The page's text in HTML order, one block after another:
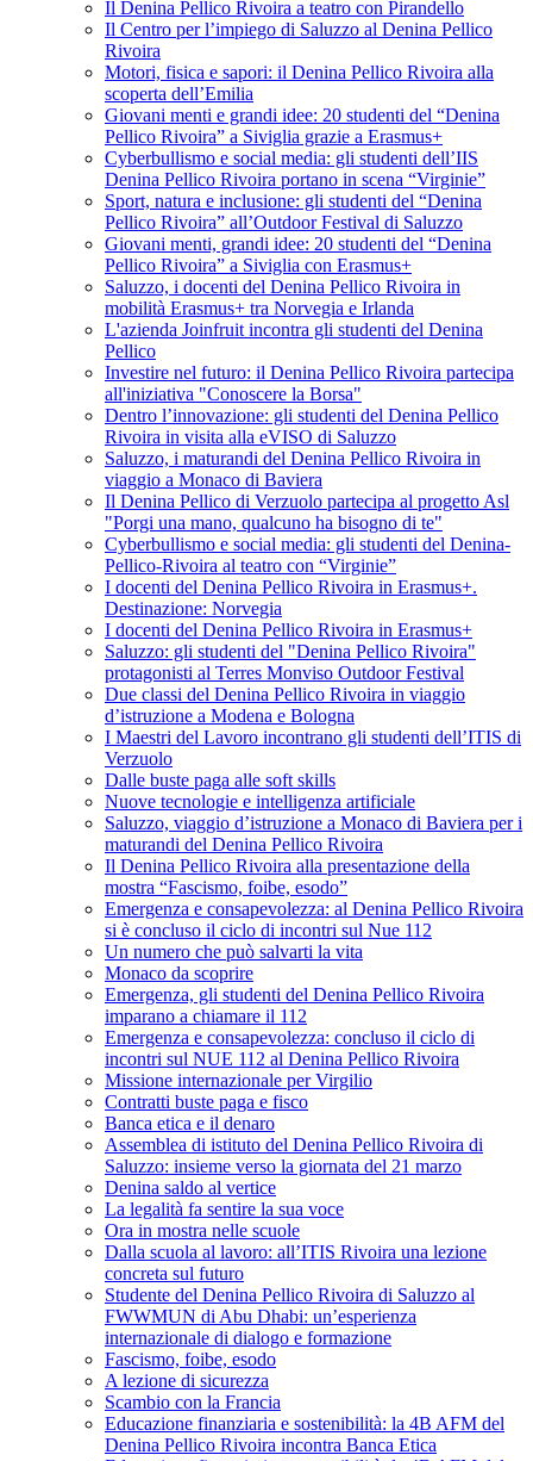
Il Denina Pellico Rivoira a teatro con Pirandello
Il Centro per l’impiego di Saluzzo al Denina Pellico
Rivoira
Motori, fisica e sapori: il Denina Pellico Rivoira alla
scoperta dell’Emilia
Giovani menti e grandi idee: 20 studenti del “Denina
Pellico Rivoira” a Siviglia grazie a Erasmus+
Cyberbullismo e social media: gli studenti dell’IIS
Denina Pellico Rivoira portano in scena “Virginie”
Sport, natura e inclusione: gli studenti del “Denina
Pellico Rivoira” all’Outdoor Festival di Saluzzo
Giovani menti, grandi idee: 20 studenti del “Denina
Pellico Rivoira” a Siviglia con Erasmus+
Saluzzo, i docenti del Denina Pellico Rivoira in
mobilità Erasmus+ tra Norvegia e Irlanda
L'azienda Joinfruit incontra gli studenti del Denina
Pellico
Investire nel futuro: il Denina Pellico Rivoira partecipa
all'iniziativa "Conoscere la Borsa"
Dentro l’innovazione: gli studenti del Denina Pellico
Rivoira in visita alla eVISO di Saluzzo
Saluzzo, i maturandi del Denina Pellico Rivoira in
viaggio a Monaco di Baviera
Il Denina Pellico di Verzuolo partecipa al progetto Asl
"Porgi una mano, qualcuno ha bisogno di te"
Cyberbullismo e social media: gli studenti del Denina-
Pellico-Rivoira al teatro con “Virginie”
I docenti del Denina Pellico Rivoira in Erasmus+.
Destinazione: Norvegia
I docenti del Denina Pellico Rivoira in Erasmus+
Saluzzo: gli studenti del "Denina Pellico Rivoira"
protagonisti al Terres Monviso Outdoor Festival
Due classi del Denina Pellico Rivoira in viaggio
d’istruzione a Modena e Bologna
I Maestri del Lavoro incontrano gli studenti dell’ITIS di
Verzuolo
Dalle buste paga alle soft skills
Nuove tecnologie e intelligenza artificiale
Saluzzo, viaggio d’istruzione a Monaco di Baviera per i
maturandi del Denina Pellico Rivoira
Il Denina Pellico Rivoira alla presentazione della
mostra “Fascismo, foibe, esodo”
Emergenza e consapevolezza: al Denina Pellico Rivoira
si è concluso il ciclo di incontri sul Nue 112
Un numero che può salvarti la vita
Monaco da scoprire
Emergenza, gli studenti del Denina Pellico Rivoira
imparano a chiamare il 112
Emergenza e consapevolezza: concluso il ciclo di
incontri sul NUE 112 al Denina Pellico Rivoira
Missione internazionale per Virgilio
Contratti buste paga e fisco
Banca etica e il denaro
Assemblea di istituto del Denina Pellico Rivoira di
Saluzzo: insieme verso la giornata del 21 marzo
Denina saldo al vertice
La legalità fa sentire la sua voce
Ora in mostra nelle scuole
Dalla scuola al lavoro: all’ITIS Rivoira una lezione
concreta sul futuro
Studente del Denina Pellico Rivoira di Saluzzo al
FWWMUN di Abu Dhabi: un’esperienza
internazionale di dialogo e formazione
Fascismo, foibe, esodo
A lezione di sicurezza
Scambio con la Francia
Educazione finanziaria e sostenibilità: la 4B AFM del
Denina Pellico Rivoira incontra Banca Etica